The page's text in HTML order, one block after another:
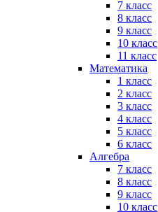
7 класс
8 класс
9 класс
10 класс
11 класс
Математика
1 класс
2 класс
3 класс
4 класс
5 класс
6 класс
Алгебра
7 класс
8 класс
9 класс
10 класс